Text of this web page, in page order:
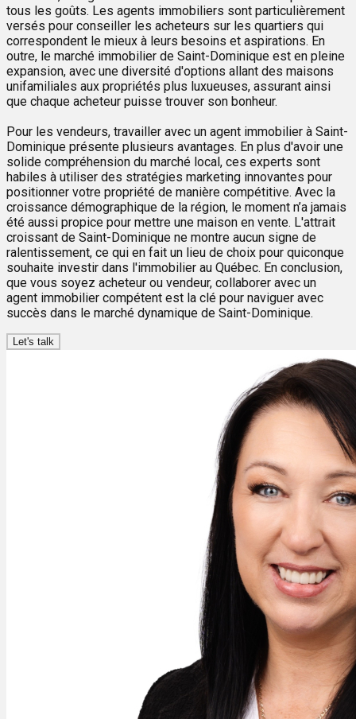
tous les goûts. Les agents immobiliers sont particulièrement
versés pour conseiller les acheteurs sur les quartiers qui
correspondent le mieux à leurs besoins et aspirations. En
outre, le marché immobilier de Saint-Dominique est en pleine
expansion, avec une diversité d'options allant des maisons
unifamiliales aux propriétés plus luxueuses, assurant ainsi
que chaque acheteur puisse trouver son bonheur.
Pour les vendeurs, travailler avec un agent immobilier à Saint-
Dominique présente plusieurs avantages. En plus d'avoir une
solide compréhension du marché local, ces experts sont
habiles à utiliser des stratégies marketing innovantes pour
positionner votre propriété de manière compétitive. Avec la
croissance démographique de la région, le moment n’a jamais
été aussi propice pour mettre une maison en vente. L'attrait
croissant de Saint-Dominique ne montre aucun signe de
ralentissement, ce qui en fait un lieu de choix pour quiconque
souhaite investir dans l'immobilier au Québec. En conclusion,
que vous soyez acheteur ou vendeur, collaborer avec un
agent immobilier compétent est la clé pour naviguer avec
succès dans le marché dynamique de Saint-Dominique.
Let's talk